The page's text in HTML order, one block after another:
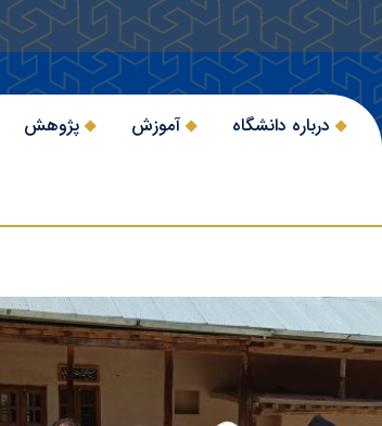
درباره دانشگاه آموزش پژوهش